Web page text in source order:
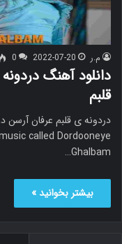
م.ر 2022-07-20
0
دانلود آهنگ
قلبم
called Dordooneye
Ghalbam…
بیشتر بخوانید »